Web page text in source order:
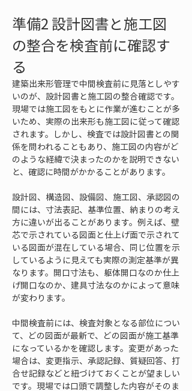
準備2 設計図書と施工図
の整合を検査前に確認す
る
建築出来形管理で中間検査前に見落としやす
いのが、設計図書と施工図の整合確認です。
現場では施工図をもとに作業が進むことが多
いため、実際の出来形も施工図に従って確認
されます。しかし、検査では設計図書との関
係を問われることもあり、施工図の内容がど
のような経緯で決まったのかを説明できない
と、確認に時間がかかることがあります。
設計図、構造図、設備図、施工図、承認図の
間には、寸法表記、基準位置、納まりの考え
方に違いが出ることがあります。例えば、壁
芯で示されている図面と仕上げ面で示されて
いる図面が混在している場合、同じ位置を示
しているように見えても実際の測定基準が異
なります。開口寸法も、躯体開口なのか仕上
げ開口なのか、建具寸法なのかによって意味
が変わります。
中間検査前には、検査対象となる部位につい
て、どの図面が最新で、どの図面が施工基準
になっているかを確認します。変更があった
場合は、変更指示、承認記録、質疑回答、打
合せ記録などと紐づけておくことが望ましい
です。現場では口頭で調整した内容がそのま